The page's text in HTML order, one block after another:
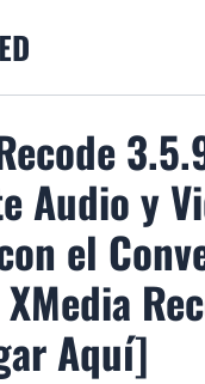
Audio y
el
Aquí]